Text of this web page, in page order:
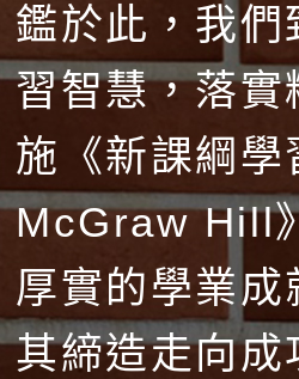
鑑於此，我
習智慧，落
施《新課綱
McGraw Hill
厚實的學業
其締造走向成